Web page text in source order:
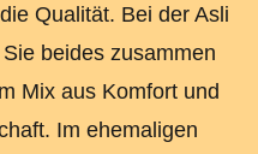
Qualität. Bei der Asli
beides zusammen
Mix aus Komfort und
Im ehemaligen